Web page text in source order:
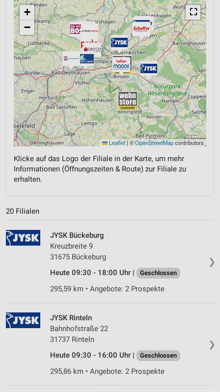
⛶
+
−
Leaflet | ©OpenStreetMapcontributors
Klicke auf das Logo der Filiale in der Karte, um mehr
Informationen (Öffnungszeiten & Route) zur Filiale zu
erhalten.
20 Filialen
❯
JYSK Bückeburg
Kreuzbreite 9
31675 Bückeburg
Heute 09:30 - 18:00 Uhr |
Geschlossen
295,59 km • Angebote: 2 Prospekte
❯
JYSK Rinteln
Bahnhofstraße 22
31737 Rinteln
Heute 09:30 - 16:00 Uhr |
Geschlossen
295,86 km • Angebote: 2 Prospekte